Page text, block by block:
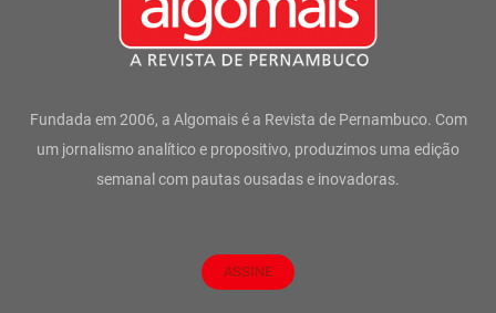
Fundada em 2006, a Algomais é a Revista de Pernambuco. Com
um jornalismo analítico e propositivo, produzimos uma edição
semanal com pautas ousadas e inovadoras.
ASSINE